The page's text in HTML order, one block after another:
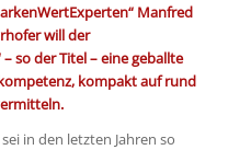
Manfred
will der
so der Titel – eine geballte
kompakt auf rund
in den letzten Jahren so